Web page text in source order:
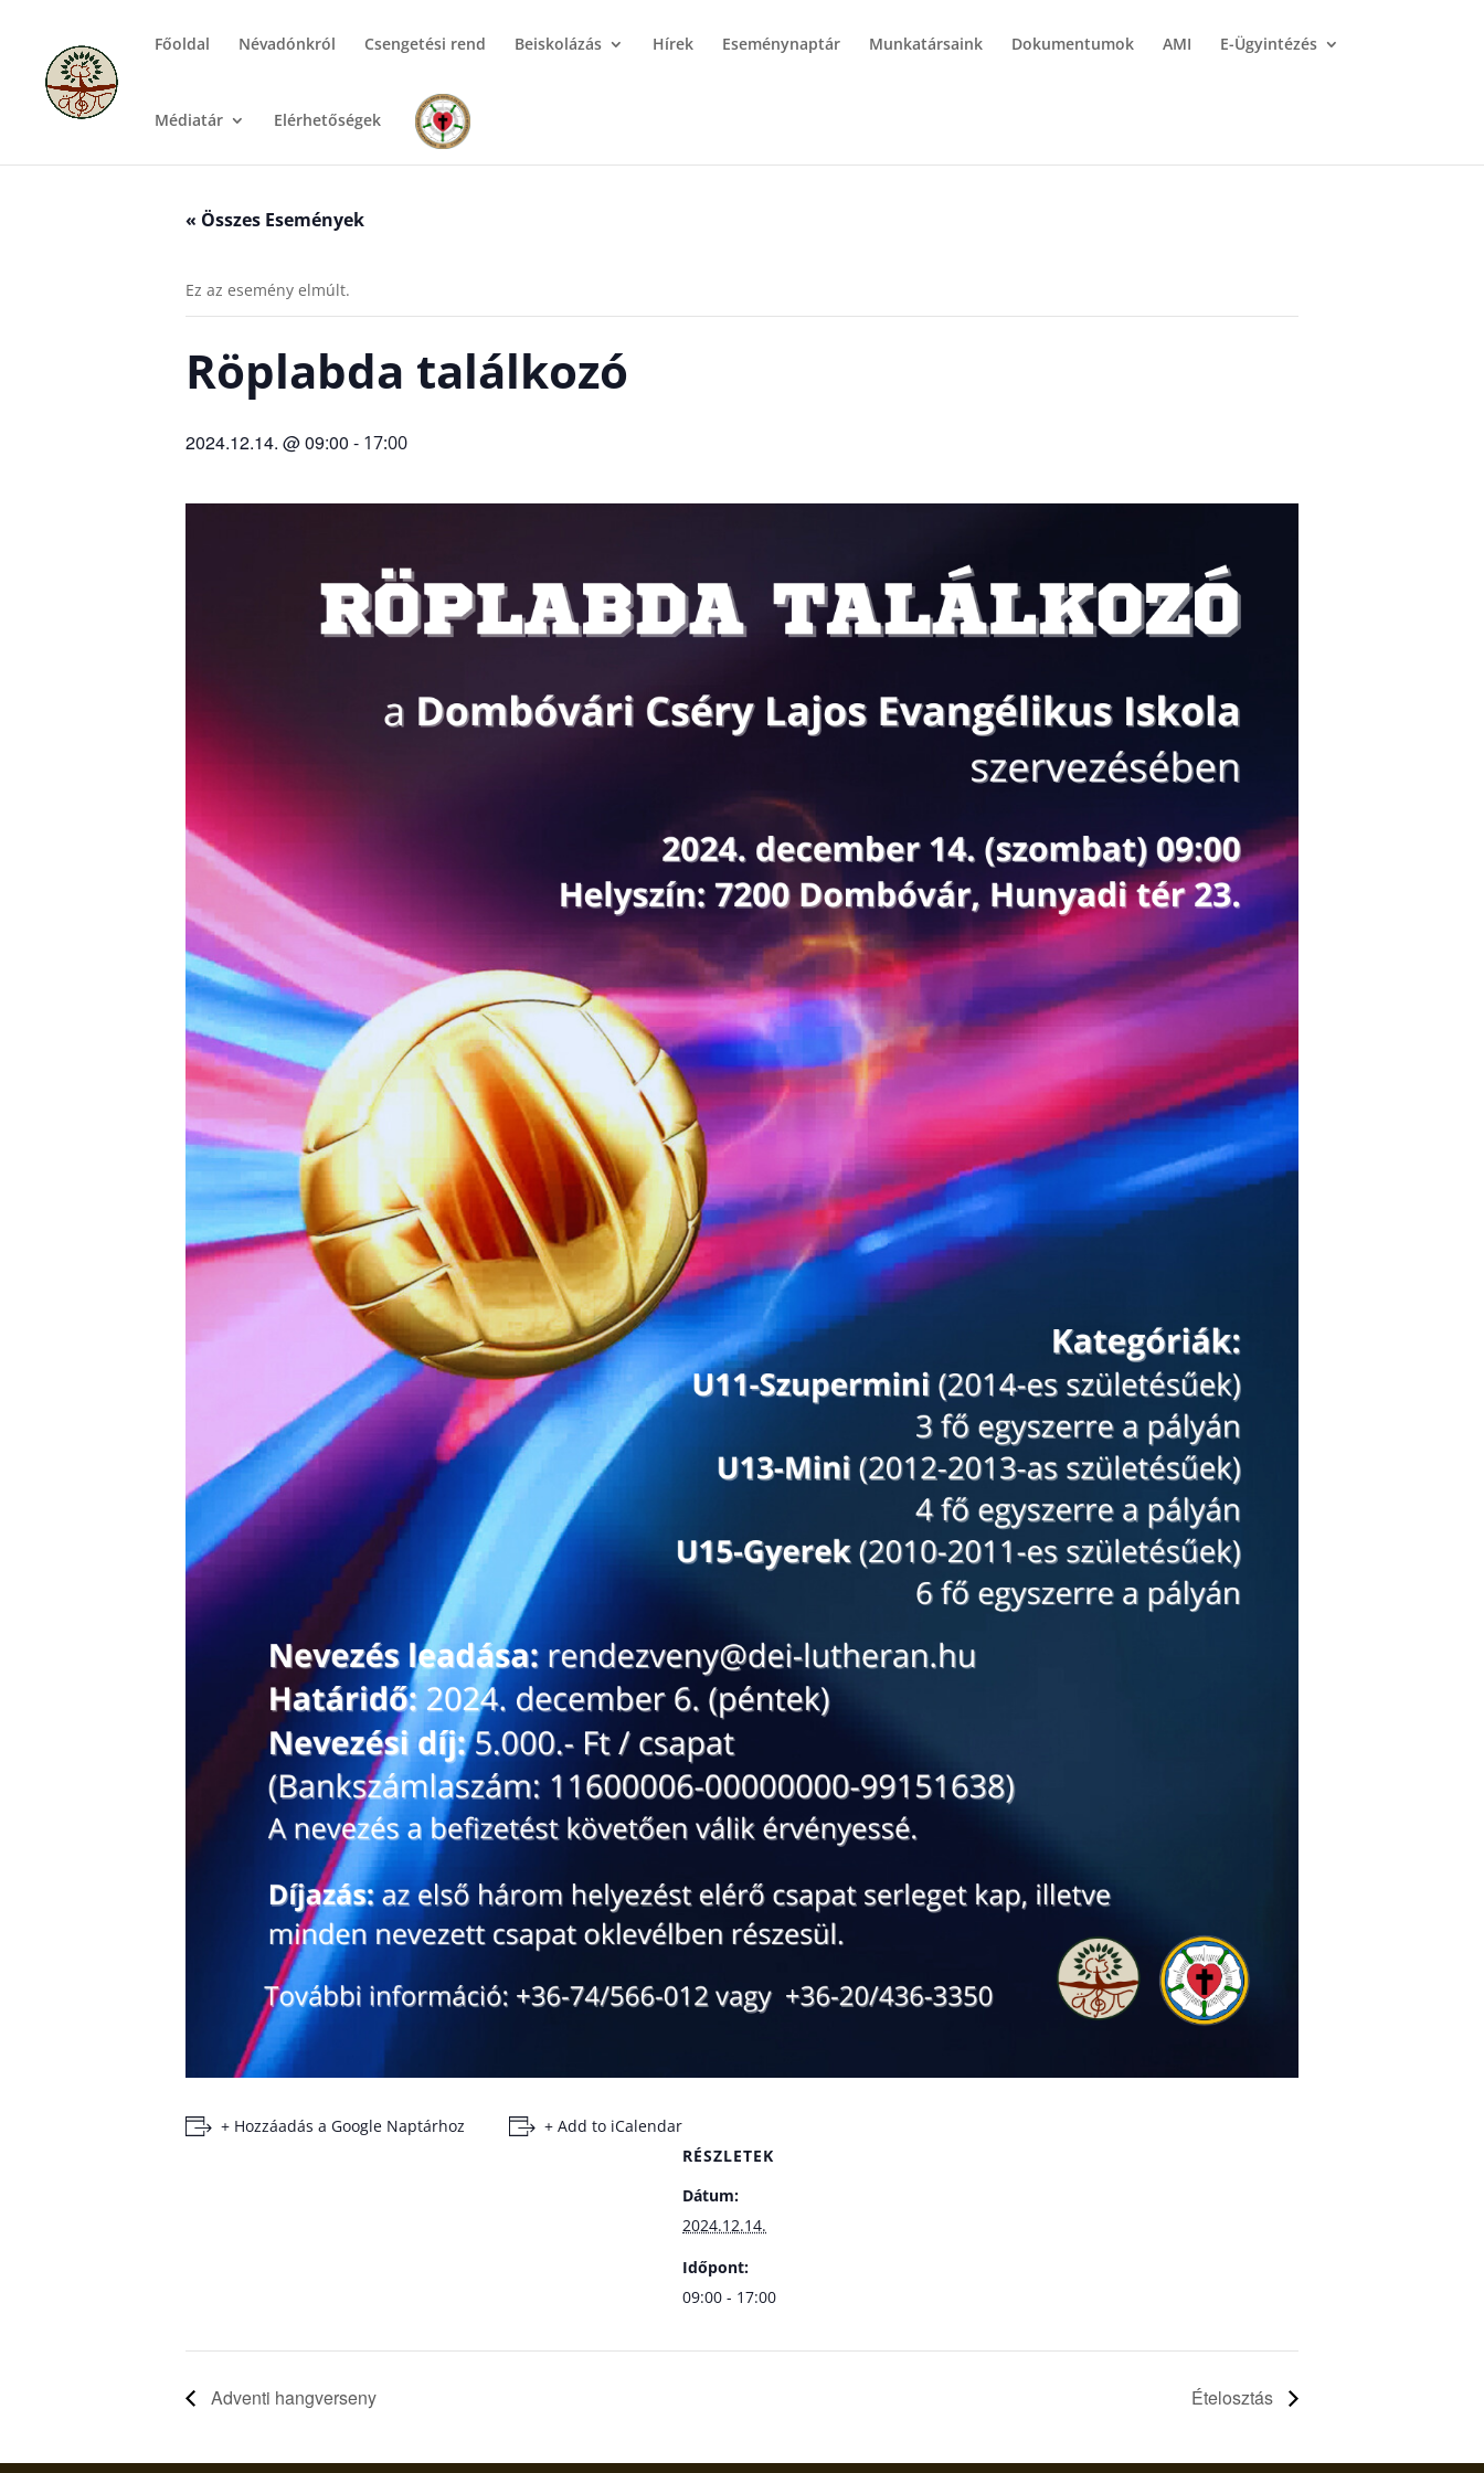
Főoldal Névadónkról Csengetési rend Beiskolázás Hírek Eseménynaptár Munkatársaink Dokumentumok AMI E-Ügyintézés
Médiatár Elérhetőségek
« Összes Események
Ez az esemény elmúlt.
Röplabda találkozó
2024.12.14. @ 09:00 - 17:00
+ Hozzáadás a Google Naptárhoz
+ Add to iCalendar
RÉSZLETEK
Dátum:
2024.12.14.
Időpont:
09:00 - 17:00
Adventi hangverseny Ételosztás